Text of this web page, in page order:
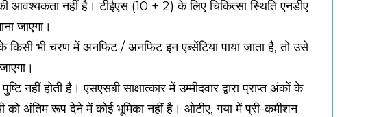
आवश्यकता नहीं है।टीईएस (10 + 2) के लिए चिकित्सा स्थिति एनडीए
जाएगा।
के किसी भी चरण में अनफिट / अनफिट इन एब्सेंटिया पाया जाता है, तो उसे
नहीं होती है।एसएसबी साक्षात्कार में उम्मीदवार द्वारा प्राप्त अंकों के
को अंतिम रूप देने में कोई भूमिका नहीं है।ओटीए, गया में प्री-कमीशन